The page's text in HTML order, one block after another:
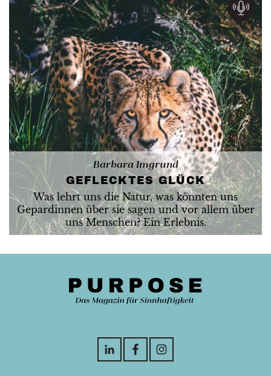
Barbara Imgrund
GEFLECKTES GLÜCK
Was lehrt uns die Natur, was könnten uns
Gepardinnen über sie sagen und vor allem über
uns Menschen? Ein Erlebnis.